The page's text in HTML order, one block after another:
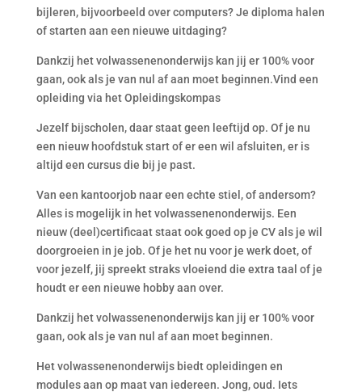
bijleren, bijvoorbeeld over computers? Je diploma halen
of starten aan een nieuwe uitdaging?
Dankzij het volwassenenonderwijs kan jij er 100% voor
gaan, ook als je van nul af aan moet beginnen.Vind een
opleiding via het Opleidingskompas
Jezelf bijscholen, daar staat geen leeftijd op. Of je nu
een nieuw hoofdstuk start of er een wil afsluiten, er is
altijd een cursus die bij je past.
Van een kantoorjob naar een echte stiel, of andersom?
Alles is mogelijk in het volwassenenonderwijs. Een
nieuw (deel)certificaat staat ook goed op je CV als je wil
doorgroeien in je job. Of je het nu voor je werk doet, of
voor jezelf, jij spreekt straks vloeiend die extra taal of je
houdt er een nieuwe hobby aan over.
Dankzij het volwassenenonderwijs kan jij er 100% voor
gaan, ook als je van nul af aan moet beginnen.
Het volwassenenonderwijs biedt opleidingen en
modules aan op maat van iedereen. Jong, oud. Iets